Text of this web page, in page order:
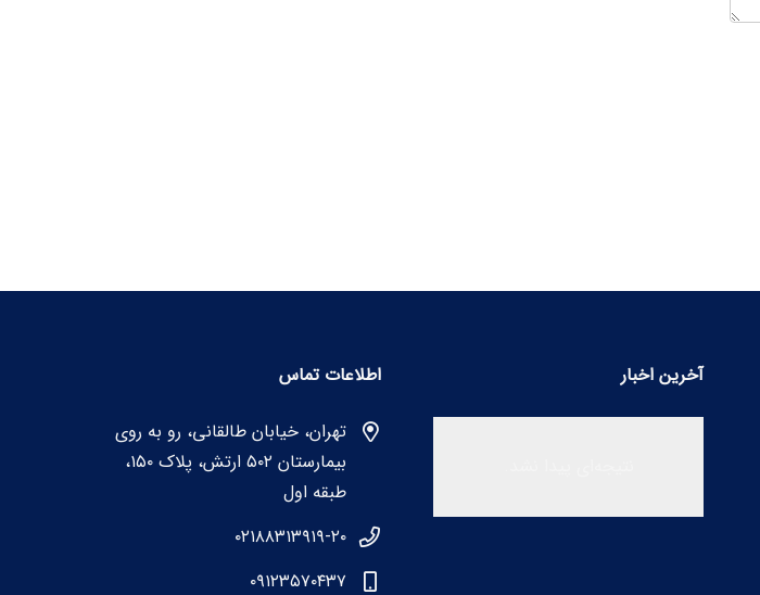
آخرین اخبار اطلاعات تماس
تهران، خیابان طالقانی، رو به روی
بیمارستان ۵۰۲ ارتش، پلاک ۱۵۰،
طبقه اول
۰۲۱۸۸۳۱۳۹۱۹-۲۰
۰۹۱۲۳۵۷۰۴۳۷